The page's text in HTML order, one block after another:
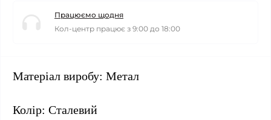
Працюємо щодня
Кол-центр працює з 9:00 до 18:00
Матеріал виробу: Метал
Колір: Сталевий